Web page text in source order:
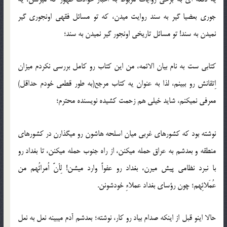
جوری بعضیا گیر به سند روایت میدن، که تو مسائل فقهی اونجوری گیر
نمیدن به سند! تو مسائل تاریخی اونجور گیر نمیدن به سند؛
کتابی ست به نام بیان الائمه، من این کتاب رو کامل بررسی نکردم میزان
اِتقانش رو ببینم، لذا به عنوان یه کتاب مرجع(به طور قطعی خودم حداقل)
معرفی نمیکنم، شاید خیلی هم زحمت کشیده نویسنده محترم؛
نوشته بود که کشورهای غربی میان اسلحه هاشون رو میگذارن در کشورهای
منطقه و بعدشم به عراق حمله میکنن، از راه جنوب حمله میکنن، تا بغداد رو
با نبرد نظامی پیش میرن، بغداد رو عفواً وارد میشن! لِأنَّ اُمرائُهم من
عُمَلائِهم؛ چون رؤسای بغداد عملاءِ خودشونن.
حالا اینو قبل از اینکه صدام بیاد رو کار، نوشته؛ بعدشم آدم میبینه نعل به نعل